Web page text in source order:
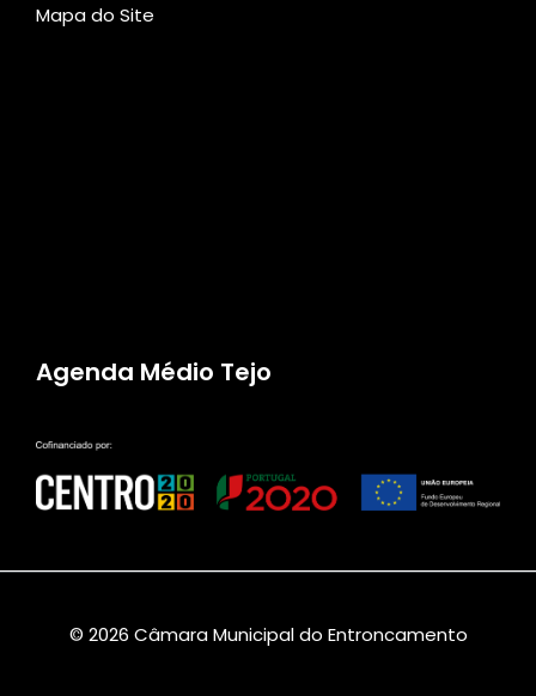
Mapa do Site
Agenda Médio Tejo
© 2026 Câmara Municipal do Entroncamento